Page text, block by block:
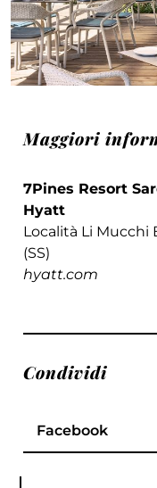
Maggiori
7Pines Resort
Hyatt
Località Li Mucchi
(SS)
hyatt.com
Condividi
Facebook